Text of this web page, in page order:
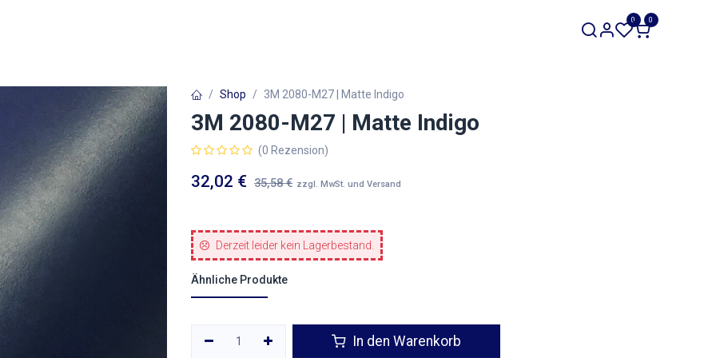
0 0
Shop 3M 2080-M27 | Matte Indigo
3M 2080-M27 | Matte Indigo
(0 Rezension)
32,02 € 35,58€ zzgl. MwSt. und Versand
Derzeit leider kein Lagerbestand.
Ähnliche Produkte
In den Warenkorb